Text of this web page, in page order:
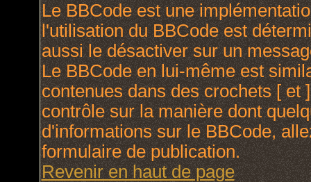
Le BBCode est une
l'utilisation du BBCode est
aussi le désactiver sur un
Le BBCode en lui-même est
contenues dans des crochets [ et
contrôle sur la manière dont
d'informations sur le BBCode,
formulaire de publication.
Revenir en haut de page